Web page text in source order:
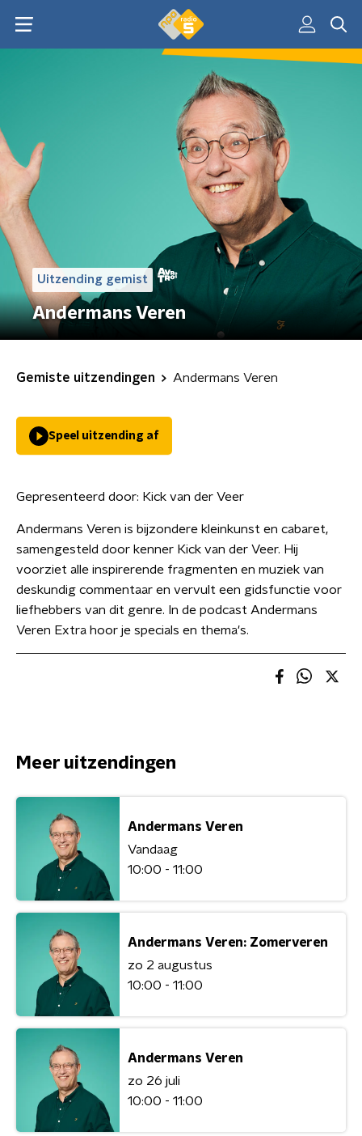
Uitzending gemist
Andermans Veren
Gemiste uitzendingen Andermans Veren
Speel uitzending af
Gepresenteerd door: Kick van der Veer
Andermans Veren is bijzondere kleinkunst en cabaret,
samengesteld door kenner Kick van der Veer. Hij
voorziet alle inspirerende fragmenten en muziek van
deskundig commentaar en vervult een gidsfunctie voor
liefhebbers van dit genre. In de podcast Andermans
Veren Extra hoor je specials en thema's.
Meer uitzendingen
Andermans Veren
Vandaag
10:00 - 11:00
Andermans Veren: Zomerveren
zo 2 augustus
10:00 - 11:00
Andermans Veren
zo 26 juli
10:00 - 11:00